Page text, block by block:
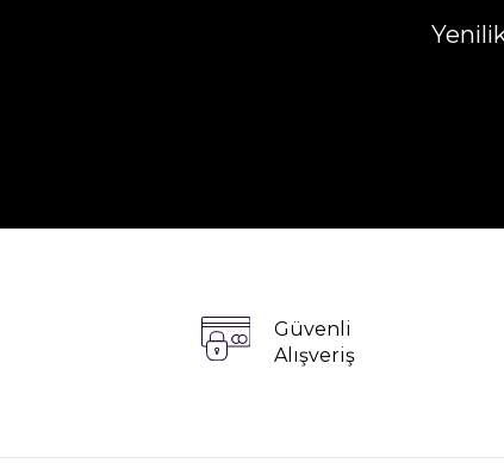
Güvenli
Alışveriş